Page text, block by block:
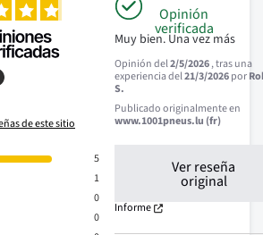
de este sitio
5
1
0
0
Opinión
verificada
Muy bien. Una vez más
Opinión del2/5/2026, tras una
experiencia del21/3/2026por
S.
Publicado originalmente en
www.1001pneus.lu (fr)
Ver reseña
original
Informe